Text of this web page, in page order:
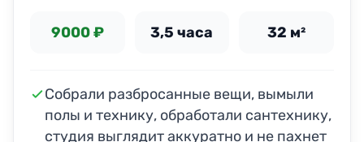
9000 ₽ 3,5 часа 32 м²
Собрали разбросанные вещи, вымыли
полы и технику, обработали сантехнику,
студия выглядит аккуратно и не пахнет